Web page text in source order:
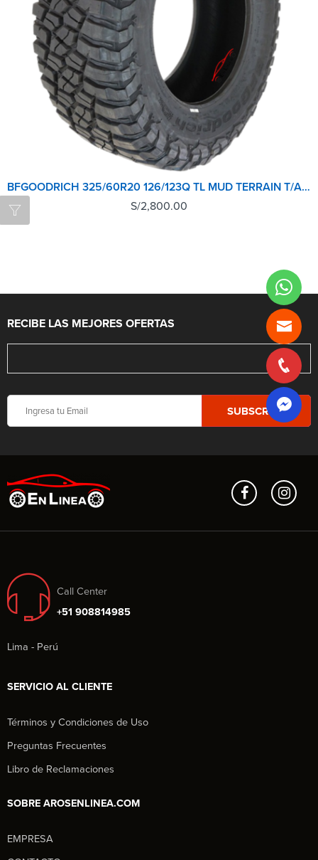
BFGOODRICH 325/60R20 126/123Q TL MUD TERRAIN T/A KM3 LRE GO
S/2,800.00
RECIBE LAS MEJORES OFERTAS
Call Center
+51 908814985
Lima - Perú
SERVICIO AL CLIENTE
Términos y Condiciones de Uso
Preguntas Frecuentes
Libro de Reclamaciones
SOBRE AROSENLINEA.COM
EMPRESA